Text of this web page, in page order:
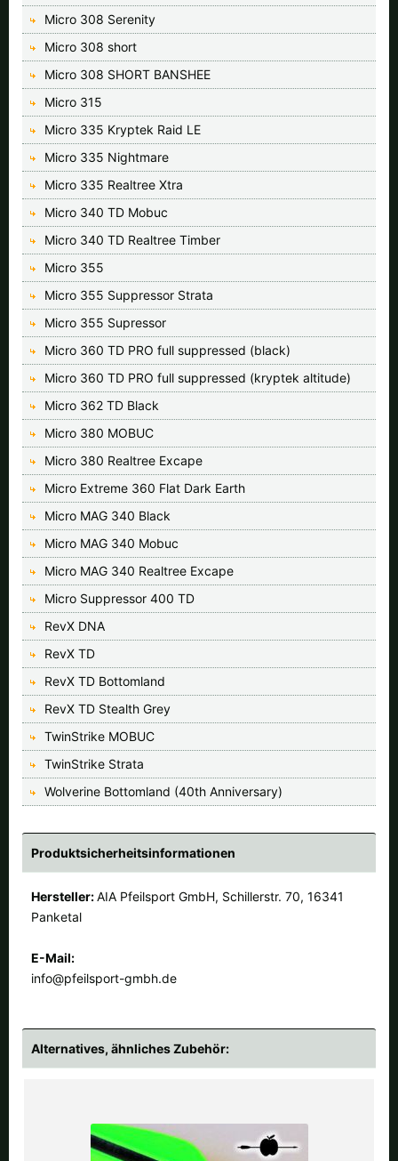
Micro 308 Serenity
Micro 308 short
Micro 308 SHORT BANSHEE
Micro 315
Micro 335 Kryptek Raid LE
Micro 335 Nightmare
Micro 335 Realtree Xtra
Micro 340 TD Mobuc
Micro 340 TD Realtree Timber
Micro 355
Micro 355 Suppressor Strata
Micro 355 Supressor
Micro 360 TD PRO full suppressed (black)
Micro 360 TD PRO full suppressed (kryptek altitude)
Micro 362 TD Black
Micro 380 MOBUC
Micro 380 Realtree Excape
Micro Extreme 360 Flat Dark Earth
Micro MAG 340 Black
Micro MAG 340 Mobuc
Micro MAG 340 Realtree Excape
Micro Suppressor 400 TD
RevX DNA
RevX TD
RevX TD Bottomland
RevX TD Stealth Grey
TwinStrike MOBUC
TwinStrike Strata
Wolverine Bottomland (40th Anniversary)
Produktsicherheitsinformationen
Hersteller:AIA Pfeilsport GmbH, Schillerstr. 70, 16341
Panketal
E-Mail:
info@pfeilsport-gmbh.de
Alternatives, ähnliches Zubehör: